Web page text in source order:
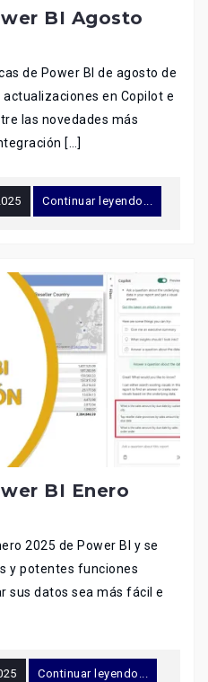
BI Agosto
de Power BI de agosto de
en Copilot e
las novedades más
[…]
Continuar leyendo...
BI Enero
2025 de Power BI y se
y potentes funciones
sus datos sea más fácil e
Continuar leyendo...